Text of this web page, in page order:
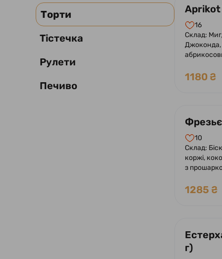
Торти
Тістечка
Рулети
Печиво
Aprikot
16
Склад:
1180 ₴
10
Склад:
коржі,
з
1285 ₴
г)